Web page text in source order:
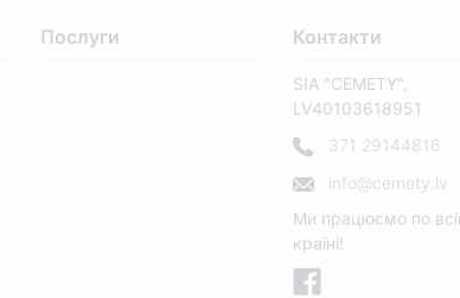
Послуги Контакти
SIA "CEMETY",
LV40103618951
371 29144816
info@cemety.lv
Ми працюємо по
країні!